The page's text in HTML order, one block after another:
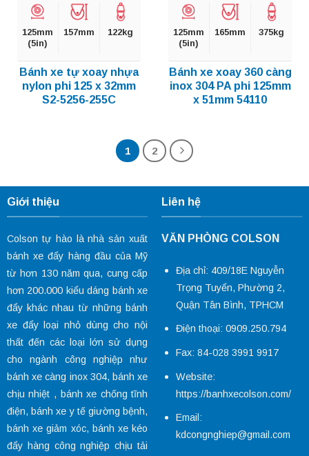
125mm
(5in)
157mm 122kg
Bánh xe tự xoay nhựa
nylon phi 125 x 32mm
S2-5256-255C
125mm
(5in)
165mm 375kg
Bánh xe xoay 360 càng
inox 304 PA phi 125mm
x 51mm 54110
1 2
Giới thiệu
Colson tự hào là nhà sản xuất
bánh xe đẩy hàng đầu của Mỹ
từ hơn 130 năm qua, cung cấp
hơn 200.000 kiểu dáng bánh xe
đẩykhác nhau từ những bánh
xe đẩy loại nhỏ dùng cho nội
thất đến các loại lớn sử dụng
cho ngành công nghiệp như
bánh xe càng inox 304, bánh xe
chịu nhiệt , bánh xe chống tĩnh
điện, bánh xe y tếgiường bệnh,
bánh xe giảm xóc, bánh xe kéo
đẩy hàng công nghiệp chịu tải
Liên hệ
VĂN PHÒNG COLSON
Địa chỉ: 409/18E Nguyễn
Trọng Tuyển, Phường 2,
Quận Tân Bình, TPHCM
Điện thoại: 0909.250.794
Fax: 84-028 3991 9917
Website:
https://banhxecolson.com/
Email:
kdcongnghiep@gmail.com